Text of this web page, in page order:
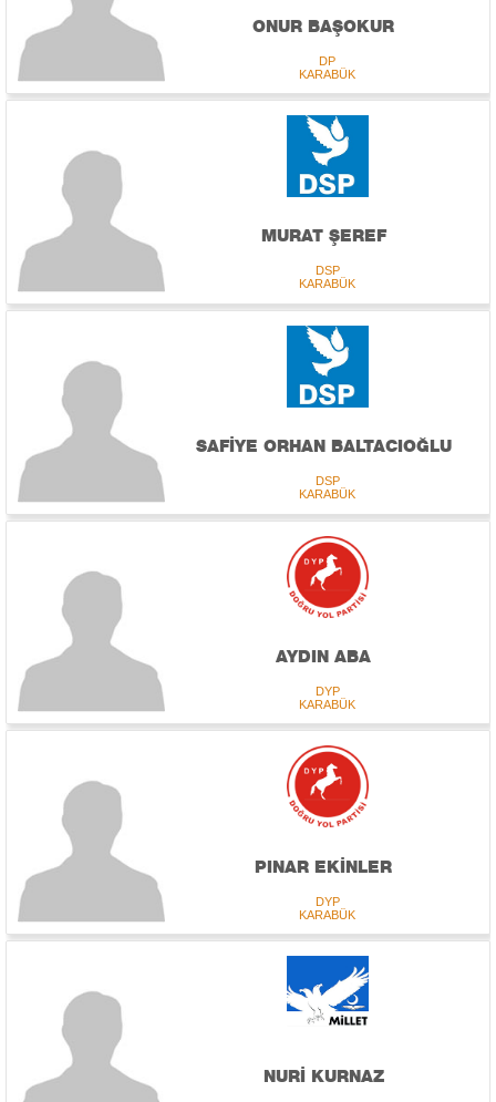
ONUR BAŞOKUR
DP
KARABÜK
MURAT ŞEREF
DSP
KARABÜK
SAFİYE ORHAN BALTACIOĞLU
DSP
KARABÜK
AYDIN ABA
DYP
KARABÜK
PINAR EKİNLER
DYP
KARABÜK
NURİ KURNAZ